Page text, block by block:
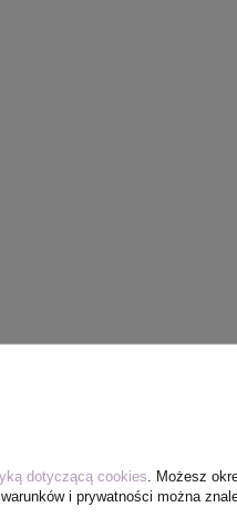
dotyczącą cookies . Możesz
i prywatności można